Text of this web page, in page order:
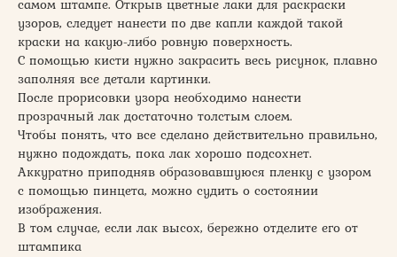
самом штампе. Открыв цветные лаки для раскраски
узоров, следует нанести по две капли каждой такой
краски на какую-либо ровную поверхность.
С помощью кисти нужно закрасить весь рисунок, плавно
заполняя все детали картинки.
После прорисовки узора необходимо нанести
прозрачный лак достаточно толстым слоем.
Чтобы понять, что все сделано действительно правильно,
нужно подождать, пока лак хорошо подсохнет.
Аккуратно приподняв образовавшуюся пленку с узором
с помощью пинцета, можно судить о состоянии
изображения.
В том случае, если лак высох, бережно отделите его от
штампика